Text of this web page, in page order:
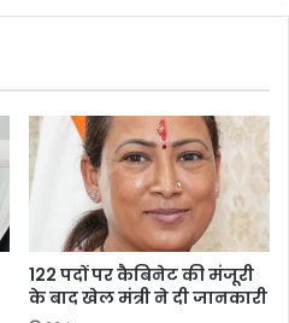
122 पदों पर कैबिनेट की मंजूरी
के बाद खेल मंत्री ने दी जानकारी